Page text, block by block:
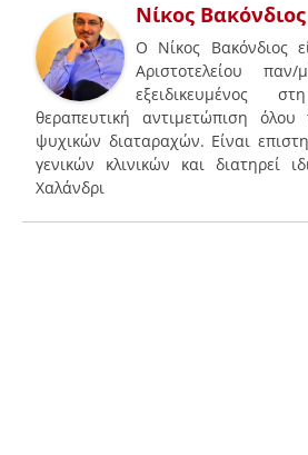
Νίκος Βακόνδιος
Ο Νίκος Βακόνδιος
Αριστοτελείου παν/
εξειδικευμένος
θεραπευτική αντιμετώπιση
ψυχικών διαταραχών. Είναι
γενικών κλινικών και διατηρεί
Χαλάνδρι